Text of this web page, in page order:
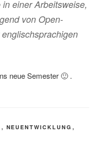
einer Arbeitsweise,
von Open-
neue Semester 🙂 .
, NEUENTWICKLUNG ,